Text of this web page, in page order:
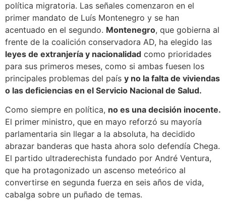
política migratoria. Las señales comenzaron en el
primer mandato de Luís Montenegro y se han
acentuado en el segundo. Montenegro, que gobierna al
frente de la coalición conservadora AD, ha elegido las
leyes de extranjería y nacionalidad como prioridades
para sus primeros meses, como si ambas fuesen los
principales problemas del país y no la falta de viviendas
o las deficiencias en el Servicio Nacional de Salud.
Como siempre en política, no es una decisión inocente.
El primer ministro, que en mayo reforzó su mayoría
parlamentaria sin llegar a la absoluta, ha decidido
abrazar banderas que hasta ahora solo defendía Chega.
El partido ultraderechista fundado por André Ventura,
que ha protagonizado un ascenso meteórico al
convertirse en segunda fuerza en seis años de vida,
cabalga sobre un puñado de temas.